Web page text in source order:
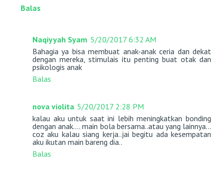
Balas
Naqiyyah Syam 5/20/2017 6:32 AM
Bahagia ya bisa membuat anak-anak ceria dan dekat
dengan mereka, stimulais itu penting buat otak dan
psikologis anak
Balas
nova violita 5/20/2017 2:28 PM
kalau aku untuk saat ini lebih meningkatkan bonding
dengan anak.... main bola bersama..atau yang lainnya...
coz aku kalau siang kerja..jai begitu ada kesempatan
aku ikutan main bareng dia..
Balas